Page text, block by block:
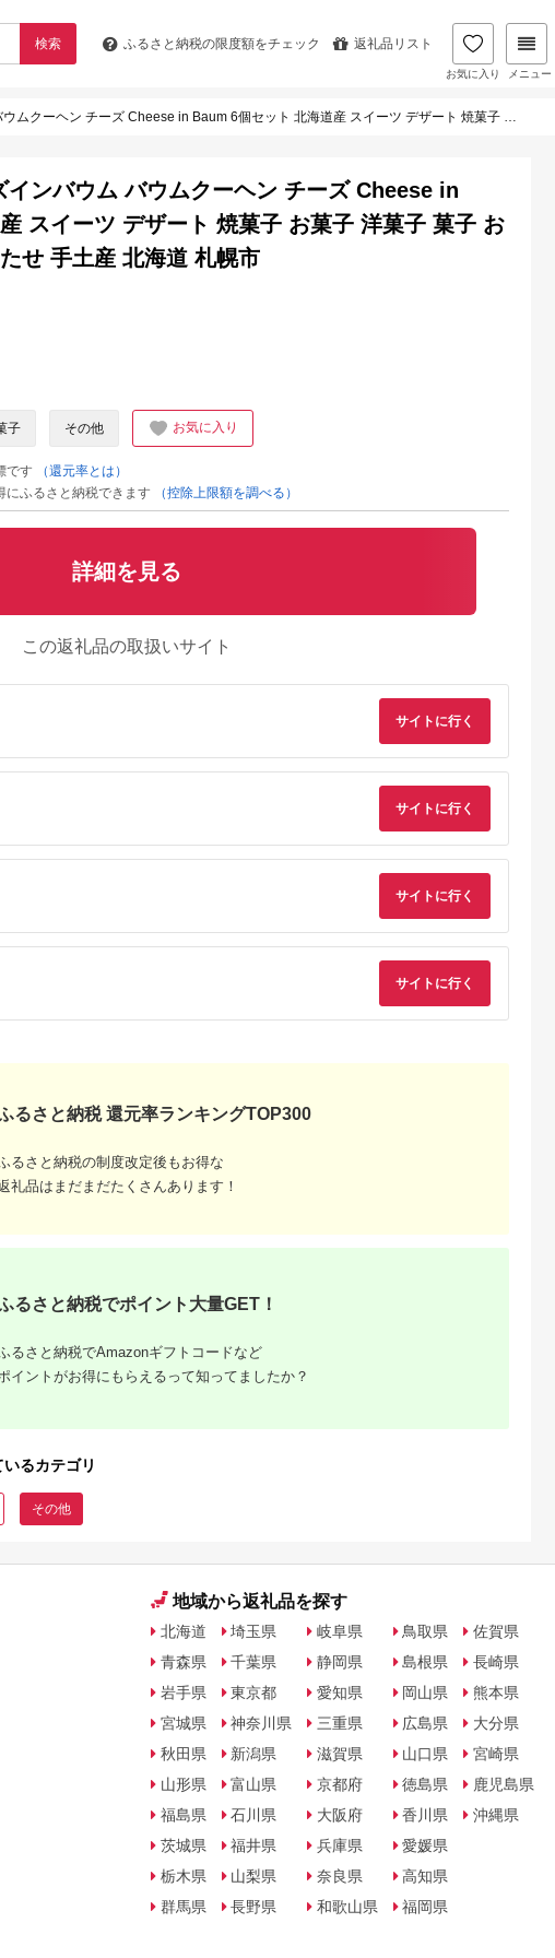
検索 ふるさと納税の限度額をチェック 返礼品リスト
お気に入り メニュー
in Baum 6個セット 北海道産 スイーツ デザート 焼菓子 お菓子 洋菓子 菓子 おやつ お土産 ギフト おもたせ 手土産 北海道 札幌市
出典：ふるさとチョイ
市) とみたのたまご バ
然派 ユウヒテラス 抹
5.0
出典：楽天ふるさと納
大吟醸 焼き菓子 スイ
南魚沼市 酒 お酒 日本
5.0
出典：ふるさとチョイ
出典：楽天ふるさと
】ふるさと納
トのおすすめ
比較
インバウム バウムクーヘン チーズ Cheese in
スイーツ デザート 焼菓子 お菓子 洋菓子 菓子 お
せ 手土産 北海道 札幌市
子 その他 お気に入り
です
（還元率とは）
ふるさと納税できます
（控除上限額を調べる）
詳細を見る
この返礼品の取扱いサイト
サイトに行く
サイトに行く
サイトに行く
サイトに行く
るさと納税 還元率ランキングTOP300
るさと納税の制度改定後もお得な
礼品はまだまだたくさんあります！
るさと納税でポイント大量GET！
るさと納税でAmazonギフトコードなど
イントがお得にもらえるって知ってましたか？
るカテゴリ
その他
地域から返礼品を探す
北海道
青森県
岩手県
宮城県
秋田県
山形県
福島県
茨城県
栃木県
群馬県
埼玉県
千葉県
東京都
神奈川県
新潟県
富山県
石川県
福井県
山梨県
長野県
岐阜県
静岡県
愛知県
三重県
滋賀県
京都府
大阪府
兵庫県
奈良県
和歌山県
鳥取県
島根県
岡山県
広島県
山口県
徳島県
香川県
愛媛県
高知県
福岡県
佐賀県
長崎県
熊本県
大分県
宮崎県
鹿児島県
沖縄県